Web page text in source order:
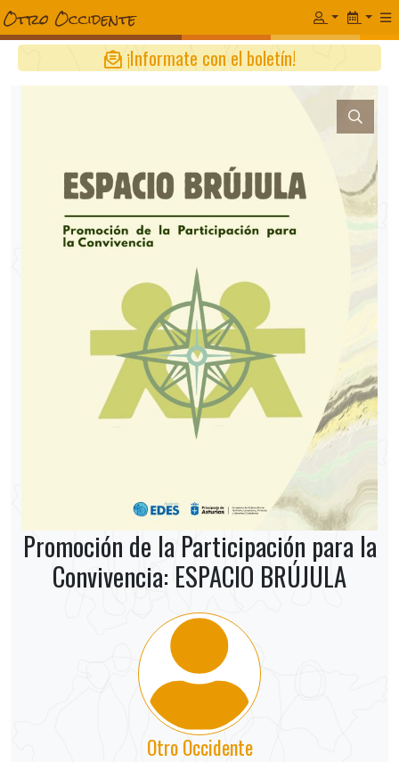
¡Informate con el boletín!
Promoción de la Participación para la
Convivencia: ESPACIO BRÚJULA
Otro Occidente